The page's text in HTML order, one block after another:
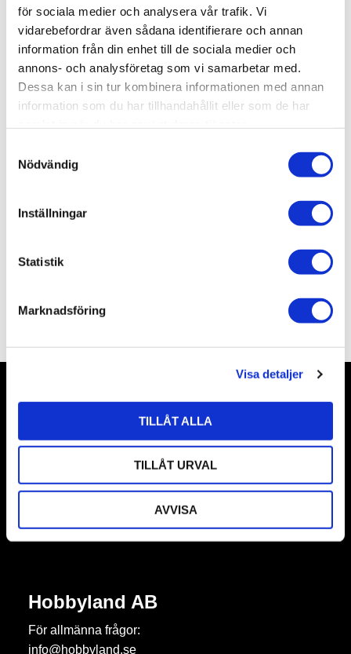
för sociala medier och analysera vår trafik. Vi
vidarebefordrar även sådana identifierare och annan
information från din enhet till de sociala medier och
annons- och analysföretag som vi samarbetar med.
Dessa kan i sin tur kombinera informationen med annan
information som du har tillhandahållit eller som de har
Nödvändig
Inställningar
Statistik
Marknadsföring
Visa detaljer
TILLÅT ALLA
TILLÅT URVAL
AVVISA
Lägg till i favoriter
Artikelnr
BBLBF0459
Leveranstid
skickas från oss inom 3-5 vardagar
Omdömen
Nyhetsbrev
Prenumerera
Hobbyland AB
För allmänna frågor:
info@hobbyland.se